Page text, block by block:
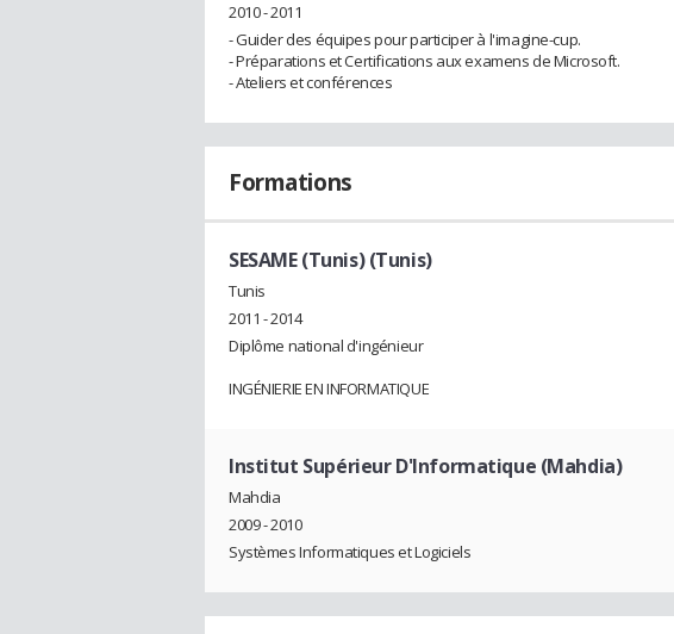
2010 - 2011
- Guider des équipes pour participer à l'imagine-cup.
- Préparations et Certifications aux examens de Microsoft.
- Ateliers et conférences
Formations
SESAME (Tunis) (Tunis)
Tunis
2011 - 2014
Diplôme national d'ingénieur
INGÉNIERIE EN INFORMATIQUE
Institut Supérieur D'Informatique (Mahdia)
Mahdia
2009 - 2010
Systèmes Informatiques et Logiciels